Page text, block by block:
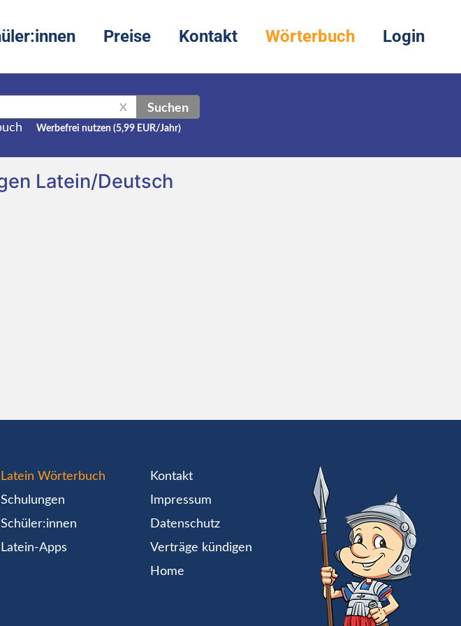
Preise Kontakt Wörterbuch Login
X Suchen
Werbefrei nutzen (5,99 EUR/Jahr)
Latein/Deutsch
Latein Wörterbuch
Schulungen
Schüler:innen
Latein-Apps
Kontakt
Impressum
Datenschutz
Verträge kündigen
Home